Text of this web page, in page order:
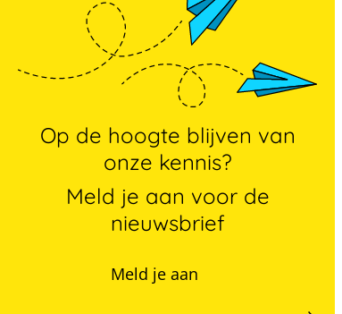
Op de hoogte blijven van
onze kennis?
Meld je aan voor de
nieuwsbrief
Meld je aan